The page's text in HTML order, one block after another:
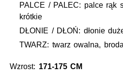
PALCE / PALEC: palce rąk
krótkie
DŁONIE / DŁOŃ: dłonie
TWARZ: twarz owalna, broda
Wzrost: 171-175 CM